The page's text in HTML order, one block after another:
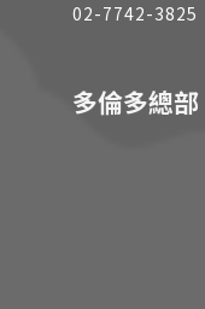
02-7742-3825
多倫多總部